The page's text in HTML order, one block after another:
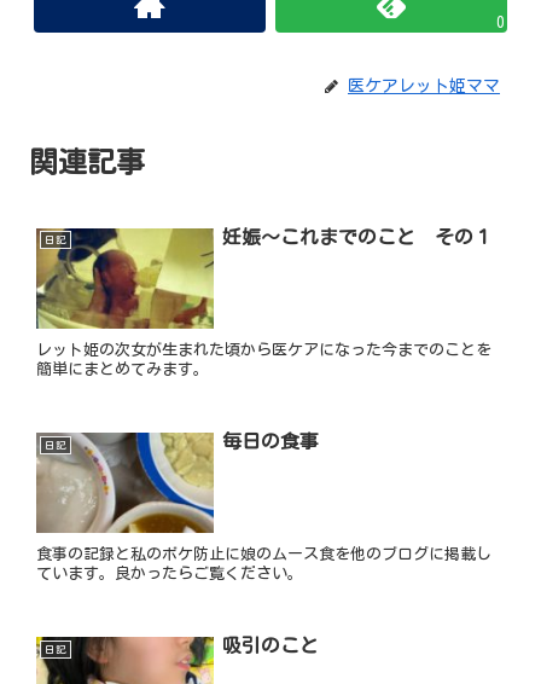
0
医ケアレット姫ママ
関連記事
日記 妊娠～これまでのこと その１
レット姫の次女が生まれた頃から医ケアになった今までのことを
簡単にまとめてみます。
日記 毎日の食事
食事の記録と私のボケ防止に娘のムース食を他のブログに掲載し
ています。良かったらご覧ください。
日記 吸引のこと